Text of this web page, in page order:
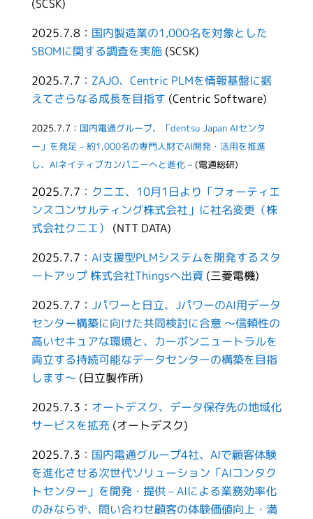
(SCSK)
2025.7.8： 国内製造業の1,000名を対象とした
SBOMに関する調査を実施(SCSK)
2025.7.7： ZAJO、Centric PLMを情報基盤に据
えてさらなる成長を目指す (Centric Software)
2025.7.7： 国内電通グループ、「dentsu Japan AIセンタ
ー」を発足 – 約1,000名の専門人財でAI開発・活用を推進
し、AIネイティブカンパニーへと進化 –(電通総研)
2025.7.7： クニエ、10月1日より「フォーティエ
ンスコンサルティング株式会社」に社名変更（株
式会社クニエ）
(NTT DATA)
2025.7.7： AI支援型PLMシステムを開発するスタ
ートアップ 株式会社Thingsへ出資 (三菱電機)
2025.7.7： Jパワーと日立、JパワーのAI用データ
センター構築に向けた共同検討に合意 ～信頼性の
高いセキュアな環境と、カーボンニュートラルを
両立する持続可能なデータセンターの構築を目指
します～ (日立製作所)
2025.7.3： オートデスク、データ保存先の地域化
サービスを拡充 (オートデスク)
2025.7.3： 国内電通グループ4社、AIで顧客体験
を進化させる次世代ソリューション「AIコンタク
トセンター」を開発・提供 – AIによる業務効率化
のみならず、問い合わせ顧客の体験価値向上・満